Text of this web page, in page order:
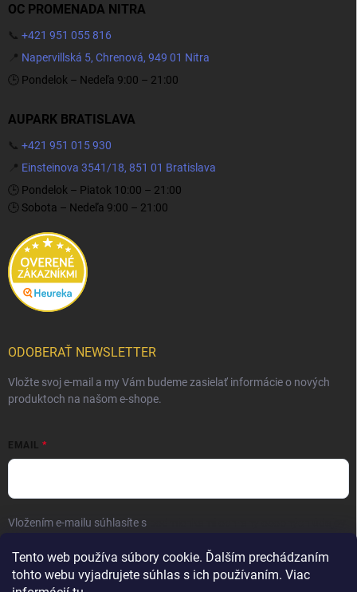
Tento web používa súbory cookie. Ďalším prechádzaním
tohto webu vyjadrujete súhlas s ich používaním. Viac
OC PROMENADA NITRA
📞 +421 951 055 816
📍 Napervillská 5, Chrenová, 949 01 Nitra
🕒 Pondelok – Nedeľa 9:00 – 21:00
AUPARK BRATISLAVA
📞 +421 951 015 930
📍 Einsteinova 3541/18, 851 01 Bratislava
🕒 Pondelok – Piatok 10:00 – 21:00
🕒 Sobota – Nedeľa 9:00 – 21:00
ODOBERAŤ NEWSLETTER
Vložte svoj e-mail a my Vám budeme zasielať informácie o nových
produktoch na našom e-shope.
EMAIL
Vložením e-mailu súhlasíte s
Prihlásiť sa